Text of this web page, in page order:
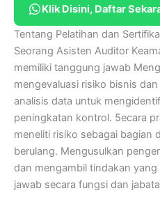
Klik Disini, Daftar
Tentang Pelatihan dan
Seorang Asisten Auditor
memiliki tanggung jawab
mengevaluasi risiko bisnis
analisis data untuk
peningkatan kontrol. 5ecara
meneliti risiko sebagai bagian
berulang. Mengusulkan
dan mengambil tindakan
jawab secara fungsi dan